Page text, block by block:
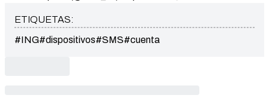
ETIQUETAS:
#ING#dispositivos#SMS#cuenta